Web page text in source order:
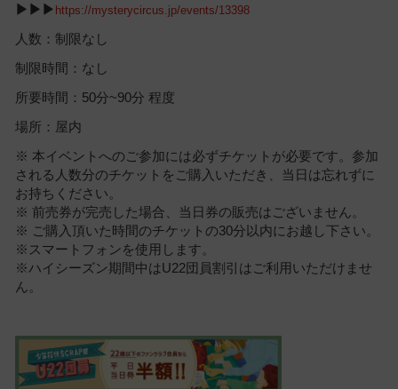
▶▶▶ https://mysterycircus.jp/events/13398
人数：制限なし
制限時間：なし
所要時間：50分~90分 程度
場所：屋内
※ 本イベントへのご参加には必ずチケットが必要です。参加
される人数分のチケットをご購入いただき、当日は忘れずに
お持ちください。
※ 前売券が完売した場合、当日券の販売はございません。
※ ご購入頂いた時間のチケットの30分以内にお越し下さい。
※スマートフォンを使用します。
※ハイシーズン期間中はU22団員割引はご利用いただけませ
ん。